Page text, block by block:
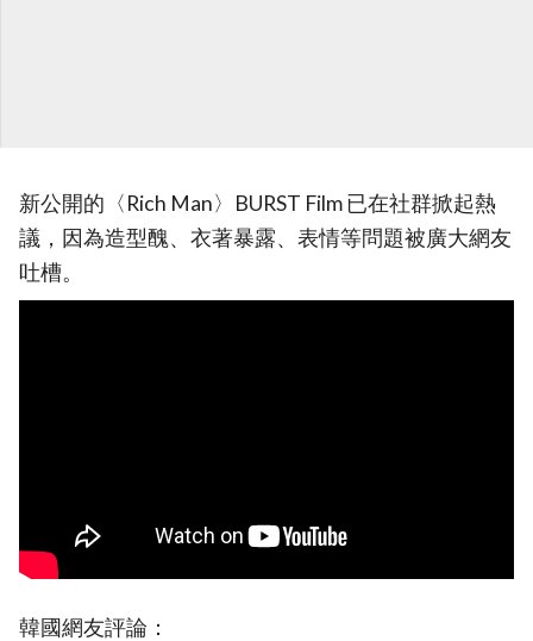
新公開的〈Rich Man〉BURST Film 已在社群掀起熱
議，因為造型醜、衣著暴露、表情等問題被廣大網友
吐槽。
韓國網友評論：